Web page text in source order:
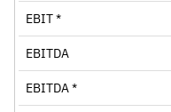
EBIT *
EBITDA
EBITDA *